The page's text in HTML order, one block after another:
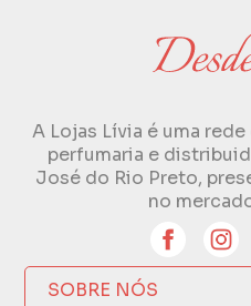
A Lojas Lívia é uma
perfumaria e
José do Rio Preto,
no
SOBRE NÓS